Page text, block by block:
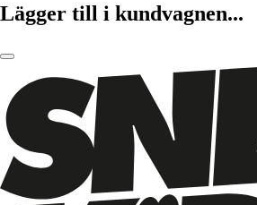
Lägger till i kundvagnen...